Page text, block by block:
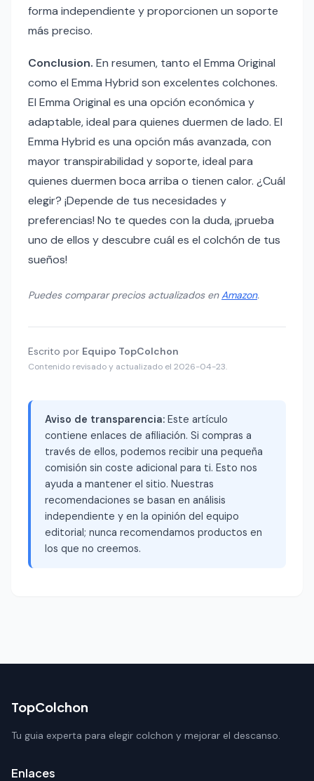
forma independiente y proporcionen un soporte
más preciso.
Conclusion. En resumen, tanto el Emma Original
como el Emma Hybrid son excelentes colchones.
El Emma Original es una opción económica y
adaptable, ideal para quienes duermen de lado. El
Emma Hybrid es una opción más avanzada, con
mayor transpirabilidad y soporte, ideal para
quienes duermen boca arriba o tienen calor. ¿Cuál
elegir? ¡Depende de tus necesidades y
preferencias! No te quedes con la duda, ¡prueba
uno de ellos y descubre cuál es el colchón de tus
sueños!
Puedes comparar precios actualizados enAmazon.
Escrito por Equipo TopColchon
Contenido revisado y actualizado el 2026-04-23.
Aviso de transparencia: Este artículo
contiene enlaces de afiliación. Si compras a
través de ellos, podemos recibir una pequeña
comisión sin coste adicional para ti. Esto nos
ayuda a mantener el sitio. Nuestras
recomendaciones se basan en análisis
independiente y en la opinión del equipo
editorial; nunca recomendamos productos en
los que no creemos.
TopColchon
Tu guia experta para elegir colchon y mejorar el descanso.
Enlaces